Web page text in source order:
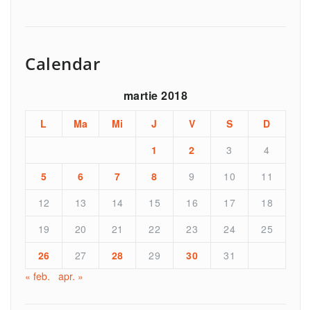
Calendar
martie 2018
L Ma Mi J V S
D
1
2 3
4
5
6 7 8 9 10
11
12
13 14 15 16 17
18
19
20 21 22 23 24
25
26
27 28 29 30
31
« feb.
apr. »